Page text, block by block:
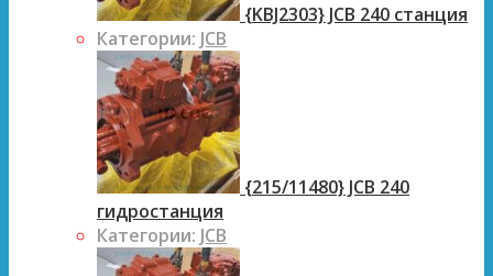
{KBJ2303} JCB 240 станция
Категории: JCB
{215/11480} JCB 240
гидростанция
Категории: JCB